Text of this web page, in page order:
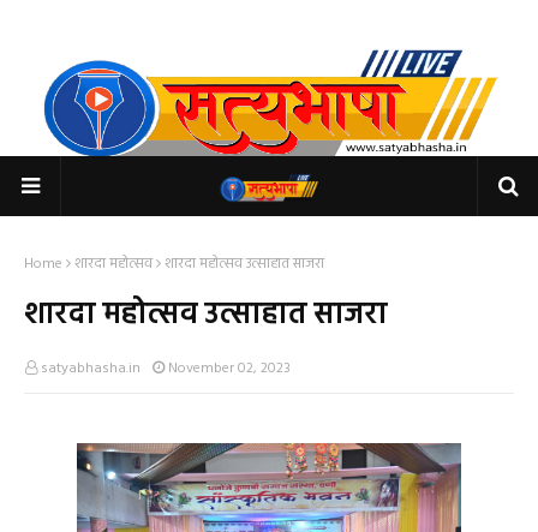
Home शारदा महोत्सव शारदा महोत्सव उत्साहात साजरा
शारदा महोत्सव उत्साहात साजरा
satyabhasha.in November 02, 2023